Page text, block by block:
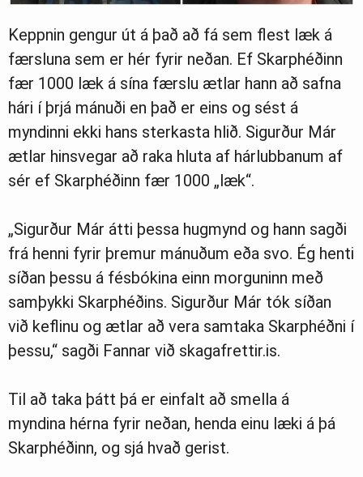
Keppnin gengur út á það að fá sem flest læk á
færsluna sem er hér fyrir neðan. Ef Skarphéðinn
fær 1000 læk á sína færslu ætlar hann að safna
hári í þrjá mánuði en það er eins og sést á
myndinni ekki hans sterkasta hlið. Sigurður Már
ætlar hinsvegar að raka hluta af hárlubbanum af
sér ef Skarphéðinn fær 1000 „læk“.
„Sigurður Már átti þessa hugmynd og hann sagði
frá henni fyrir þremur mánuðum eða svo. Ég henti
síðan þessu á fésbókina einn morguninn með
samþykki Skarphéðins. Sigurður Már tók síðan
við keflinu og ætlar að vera samtaka Skarphéðni í
þessu,“ sagði Fannar við skagafrettir.is.
Til að taka þátt þá er einfalt að smella á
myndina hérna fyrir neðan, henda einu læki á þá
Skarphéðinn, og sjá hvað gerist.